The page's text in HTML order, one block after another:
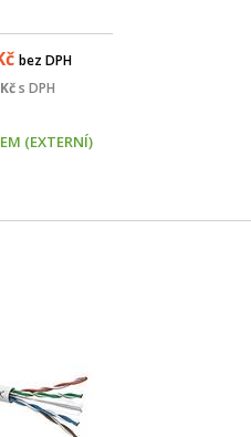
bez DPH
s DPH
(EXTERNÍ)